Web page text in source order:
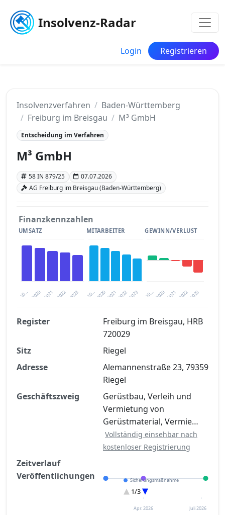
Insolvenz-Radar
Login Registrieren
Insolvenzverfahren
Baden-Württemberg
Freiburg im Breisgau
M³ GmbH
Entscheidung im Verfahren
M³ GmbH
58 IN 879/25
07.07.2026
AG Freiburg im Breisgau (Baden-Württemberg)
Finanzkennzahlen
UMSATZ
20… 2021 2023
2020 2022
MITARBEITER
20… 2021 2023
2020 2022
GEWINN/VERLUST
20… 2021 2023
2020 2022
Finanzkennzahlen nach kostenloser
Registrierung verfügbar
Jetzt kostenlos registrieren
Register
Freiburg im Breisgau, HRB
720029
Sitz
Riegel
Adresse
Alemannenstraße 23, 79359
Riegel
Geschäftszweig
Gerüstbau, Verleih und
Vermietung von
Gerüstmaterial, Vermie…
Vollständig einsehbar nach
kostenloser Registrierung
Zeitverlauf
Veröffentlichungen
Sicherungsmaßnahme
Eröffnung
Entscheidung im Verfahren
1/3
Apr. 2026 Juli 2026